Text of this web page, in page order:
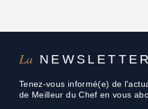
La NEWSLETTER
Tenez-vous informé(e) de
de Meilleur du Chef en vous